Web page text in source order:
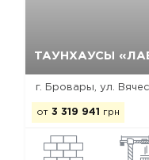
ТАУНХАУСЫ
г. Бровары, ул.
от 3 319 941 грн